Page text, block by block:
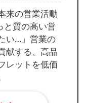
来の営業活動
と質の高い営
い…」営業の
献する、高品
レットを低価